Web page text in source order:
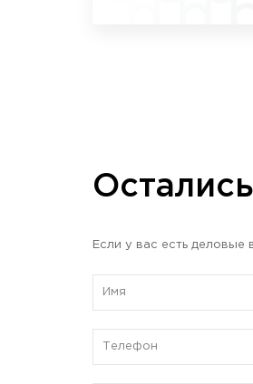
Если у вас есть